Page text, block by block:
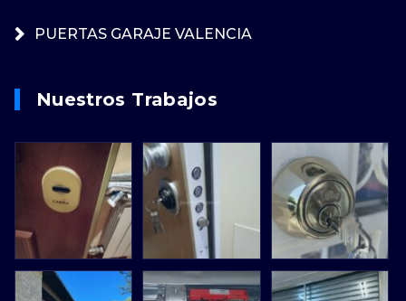
PUERTAS GARAJE VALENCIA
Nuestros Trabajos